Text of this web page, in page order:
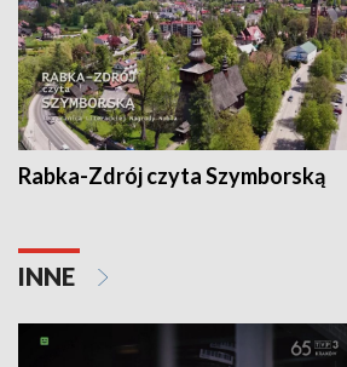
Rabka-Zdrój czyta Szymborską
INNE